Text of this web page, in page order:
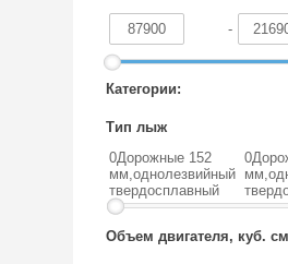
-
Категории:
Тип лыж
0Дорожные 152
мм,однолезвийный
твердосплавный
Объем двигателя, куб. см